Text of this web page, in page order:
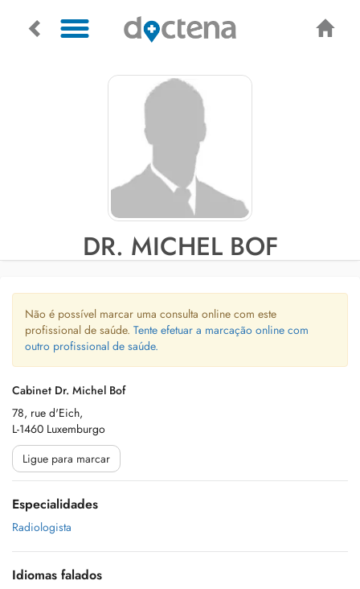
DR. MICHEL BOF
Não é possível marcar uma consulta online com este
profissional de saúde. Tente efetuar a marcação online com
outro profissional de saúde.
Cabinet Dr. Michel Bof
78, rue d'Eich,
L-1460 Luxemburgo
Ligue para marcar
Especialidades
Radiologista
Idiomas falados